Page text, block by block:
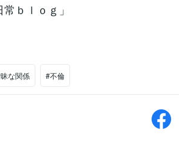
ｂｌｏｇ」
な関係 #不倫